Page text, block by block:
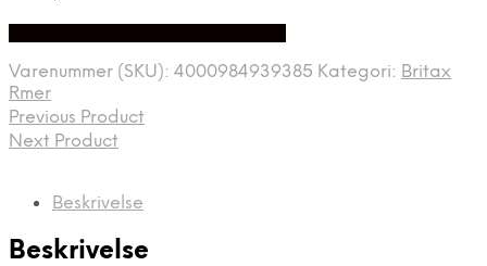
Varenummer (SKU): 4000984939385 Kategori: Britax
Rmer
Previous Product
Next Product
Beskrivelse
Beskrivelse